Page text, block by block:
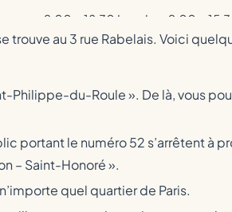
9:00 – 18:30 Lun-Jeu, 9:00 –
+33 1 40 76 55 55
consularinfo@paris.mfa.gov.il
trouve au 3 rue Rabelais. Voici
Philippe-du-Roule ». De là, vous
portant le numéro 52 s’arrêtent à
– Saint-Honoré ».
quel quartier de Paris.